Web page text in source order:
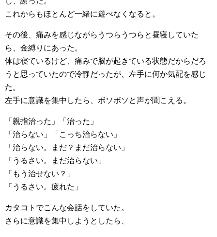
これからもほとんど一緒に遊べなくなると。
その後、痛みを感じながらうつらうつらと昼寝していた
ら、金縛りにあった。
体は寝ているけど、痛みで脳が起きている状態だからだろ
うと思っていたので冷静だったが、左手に何か気配を感じ
た。
左手に意識を集中したら、ボソボソと声が聞こえる。
「親指治った」「治った」
「治らない」「こっち治らない」
「治らない。まだ？まだ治らない」
「うるさい。まだ治らない」
「もう治せない？」
「うるさい。疲れた」
カタコトでこんな会話をしていた。
さらに意識を集中しようとしたら、